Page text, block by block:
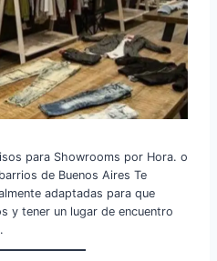
para Showrooms por Hora. o
de Buenos Aires Te
adaptadas para que
y tener un lugar de encuentro